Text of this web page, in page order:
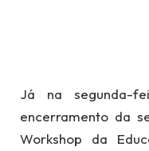
Já na segunda-
encerramento da
Workshop da